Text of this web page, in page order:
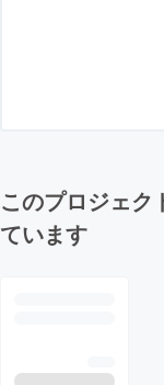
このプロジェク
ています